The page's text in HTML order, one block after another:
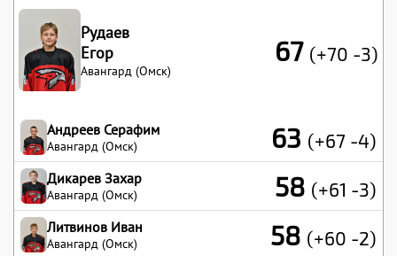
Рудаев
Егор
Авангард (Омск)
67 (+70 -3)
Андреев Серафим
Авангард (Омск) 63 (+67 -4)
Дикарев Захар
Авангард (Омск) 58 (+61 -3)
Литвинов Иван
Авангард (Омск) 58 (+60 -2)